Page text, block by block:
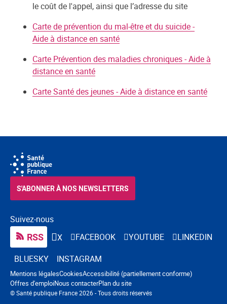
le coût de l'appel, ainsi que l’adresse du site
Carte de prévention du mal-être et du suicide -
Aide à distance en santé
Carte Prévention des maladies chroniques - Aide à
distance en santé
Carte Santé des jeunes - Aide à distance en santé
Suivez-nous
RSS X FACEBOOK YOUTUBE
LINKEDIN
BLUESKY
INSTAGRAM
S'ABONNER À NOS NEWSLETTERS
© Santé publique France 2026 - Tous droits réservés
Navigation pied de page
Mentions légalesCookiesAccessibilité (partiellement conforme)
Offres d'emploiNous contacterPlan du site